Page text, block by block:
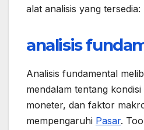
alat analisis yang tersedia:
analisis
Analisis fundamental
mendalam tentang
moneter, dan faktor
mempengaruhi Pasar.